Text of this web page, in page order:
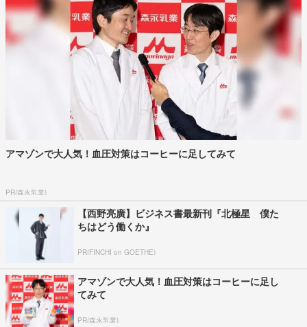
アマゾンで大人気！血圧対策はコーヒーに足してみて
PR(森永乳業)
【西野亮廣】ビジネス書最新刊『北極星 僕た
ちはどう働くか』
PR(FINCHI on GOETHE)
アマゾンで大人気！血圧対策はコーヒーに足し
てみて
PR(森永乳業)